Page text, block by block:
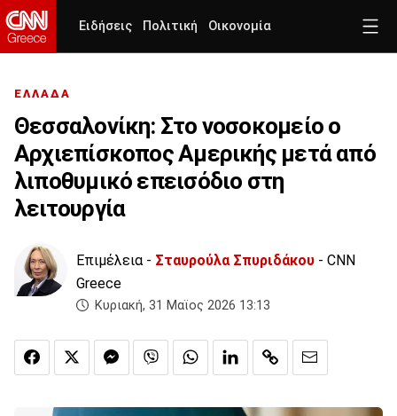
Ειδήσεις Πολιτική Οικονομία
ΕΛΛΑΔΑ
Θεσσαλονίκη: Στο νοσοκομείο ο
Αρχιεπίσκοπος Αμερικής μετά από
λιποθυμικό επεισόδιο στη
λειτουργία
Επιμέλεια - Σταυρούλα Σπυριδάκου - CNN
Greece
Κυριακή, 31 Μαϊος 2026 13:13